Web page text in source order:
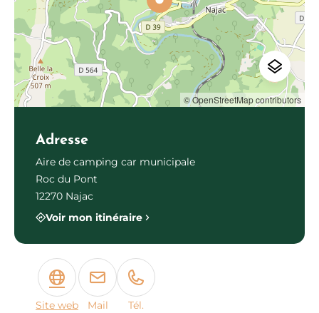
© OpenStreetMap contributors
Adresse
Aire de camping car municipale
Roc du Pont
12270 Najac
Voir mon itinéraire
Site web Mail Tél.